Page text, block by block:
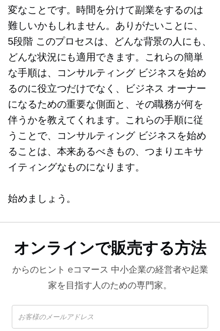
変なことです。時間を分けて副業をするのは
難しいかもしれません。ありがたいことに、
5段階このプロセスは、どんな背景の人にも、
どんな状況にも適用できます。これらの簡単
な手順は、コンサルティング ビジネスを始め
るのに役立つだけでなく、ビジネス オーナー
になるための重要な側面と、その職務が何を
伴うかを教えてくれます。これらの手順に従
うことで、コンサルティング ビジネスを始め
ることは、本来あるべきもの、つまりエキサ
イティングなものになります。
始めましょう。
オンラインで販売する方法
からのヒント eコマース 中小企業の経営者や起業
家を目指す人のための専門家。